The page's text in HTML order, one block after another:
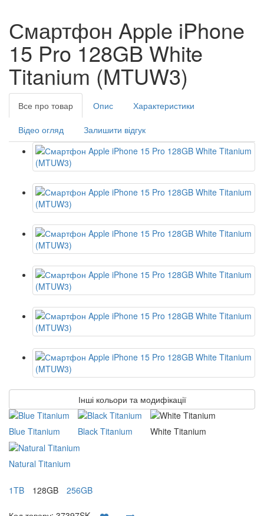
Смартфон Apple iPhone
15 Pro 128GB White
Titanium (MTUW3)
Все про товар Опис Характеристики
Відео огляд Залишити відгук
Інші кольори та модифікації
Blue Titanium Black Titanium White Titanium
Natural Titanium
1TB 128GB 256GB